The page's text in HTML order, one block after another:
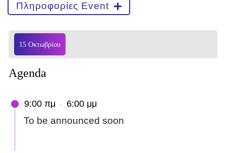
Πληροφορίες Event
15 Οκτωβρίου
Agenda
To be announced soon
9:00 πμ - 6:00 μμ